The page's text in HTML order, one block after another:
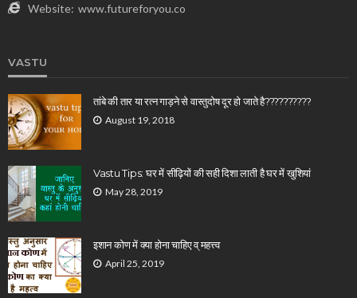
Website: www.futureforyou.co
VASTU
तांबे की तार या रत्न गाड़ने से वास्तुदोष दूर हो जाते है??????????
August 19, 2018
Vastu Tips: घर में सीढ़ियों की सही दिशा लाती है घर में खुशियां
May 28, 2019
इशान कोण में क्या होना चाहिए व् महत्त्व
April 25, 2019